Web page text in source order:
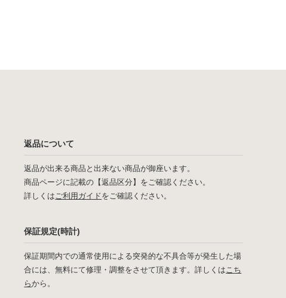
返品について
返品が出来る商品と出来ない商品が御座います。
商品ページに記載の【返品区分】をご確認ください。
詳しくはご利用ガイドをご確認ください。
保証規定(時計)
保証期間内での通常使用による突発的な不具合等が発生した場
合には、無料にて修理・調整をさせて頂きます。詳しくはこち
らから。